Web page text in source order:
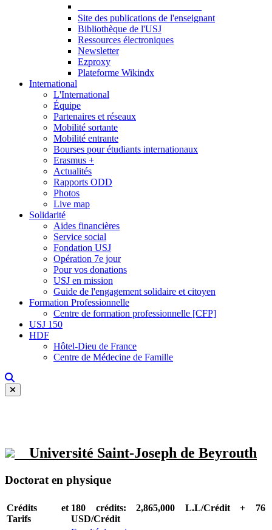
Site des publications de l'enseignant
Bibliothèque de l'USJ
Ressources électroniques
Newsletter
Ezproxy
Plateforme Wikindx
International
L'International
Équipe
Partenaires et réseaux
Mobilité sortante
Mobilité entrante
Bourses pour étudiants internationaux
Erasmus +
Actualités
Rapports ODD
Photos
Live map
Solidarité
Aides financières
Service social
Fondation USJ
Opération 7e jour
Pour vos donations
USJ en mission
Guide de l'engagement solidaire et citoyen
Formation Professionnelle
Centre de formation professionnelle [CFP]
USJ 150
HDF
Hôtel-Dieu de France
Centre de Médecine de Famille
Université Saint-Joseph de Beyrouth
Doctorat en physique
Crédits et
Tarifs
180 crédits: 2,865,000 L.L/Crédit + 76
USD/Crédit